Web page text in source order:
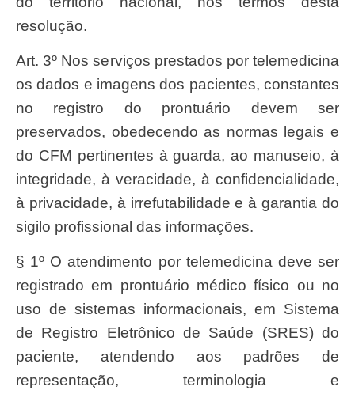
resolução.
Art. 3º Nos serviços prestados por telemedicina
os dados e imagens dos pacientes, constantes
no registro do prontuário devem ser
preservados, obedecendo as normas legais e
do CFM pertinentes à guarda, ao manuseio, à
integridade, à veracidade, à confidencialidade,
à privacidade, à irrefutabilidade e à garantia do
sigilo profissional das informações.
§ 1º O atendimento por telemedicina deve ser
registrado em prontuário médico físico ou no
uso de sistemas informacionais, em Sistema
de Registro Eletrônico de Saúde (SRES) do
paciente, atendendo aos padrões de
representação, terminologia e